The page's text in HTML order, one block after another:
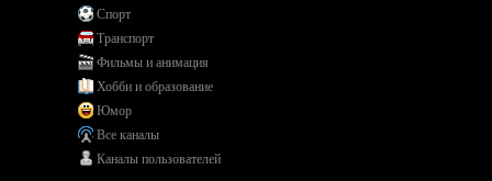
Спорт
Транспорт
Фильмы и анимация
Хобби и образование
Юмор
Все каналы
Каналы пользователей